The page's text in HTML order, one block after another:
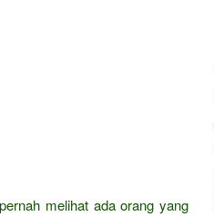
melihat ada orang yang